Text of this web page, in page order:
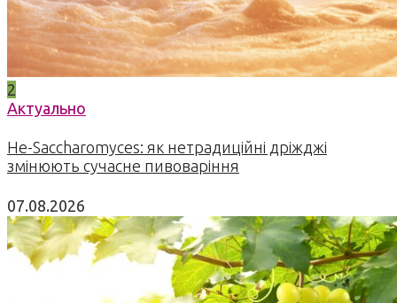
2
Актуально
Не-Saccharomyces: як нетрадиційні дріжджі
змінюють сучасне пивоваріння
07.08.2026